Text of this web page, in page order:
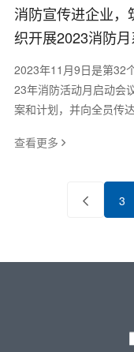
消防宣传进企业
织开展2023消防
2023年11月9日是第32
23年消防活动月启动会
案和计划，并向全员传
查看更多
3